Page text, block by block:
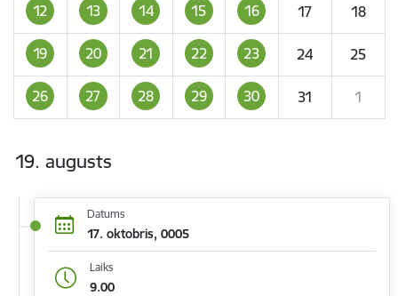
12 13 14 15 16 17 18
19 20 21 22 23 24 25
26 27 28 29 30 31 1
19. augusts
Datums
17. oktobris, 0005
Laiks
9.00